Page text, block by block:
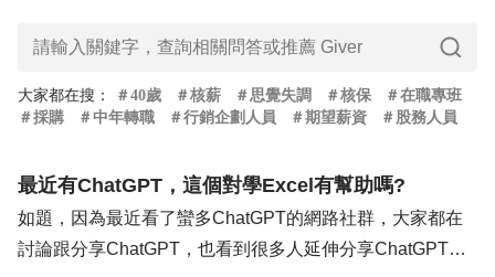
大家都在搜 ： ＃40歲 ＃核薪 ＃ 思覺失調 ＃核保 ＃在職專班
＃採購 ＃中年轉職 ＃行銷企劃人員 ＃期望薪資 ＃ 股務人員
最近有ChatGPT，這個對學Excel有幫助嗎?
如題，因為最近看了蠻多ChatGPT的網路社群，大家都在
討論跟分享ChatGPT，也看到很多人延伸分享ChatGPT與